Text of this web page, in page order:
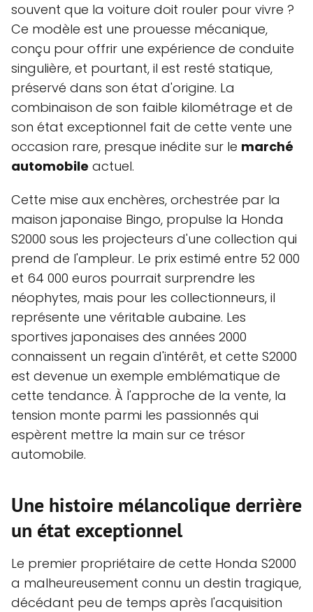
souvent que la voiture doit rouler pour vivre ?
Ce modèle est une prouesse mécanique,
conçu pour offrir une expérience de conduite
singulière, et pourtant, il est resté statique,
préservé dans son état d'origine. La
combinaison de son faible kilométrage et de
son état exceptionnel fait de cette vente une
occasion rare, presque inédite sur le marché
automobile actuel.
Cette mise aux enchères, orchestrée par la
maison japonaise Bingo, propulse la Honda
S2000 sous les projecteurs d'une collection qui
prend de l'ampleur. Le prix estimé entre 52 000
et 64 000 euros pourrait surprendre les
néophytes, mais pour les collectionneurs, il
représente une véritable aubaine. Les
sportives japonaises des années 2000
connaissent un regain d'intérêt, et cette S2000
est devenue un exemple emblématique de
cette tendance. À l'approche de la vente, la
tension monte parmi les passionnés qui
espèrent mettre la main sur ce trésor
automobile.
Une histoire mélancolique derrière
un état exceptionnel
Le premier propriétaire de cette Honda S2000
a malheureusement connu un destin tragique,
décédant peu de temps après l'acquisition